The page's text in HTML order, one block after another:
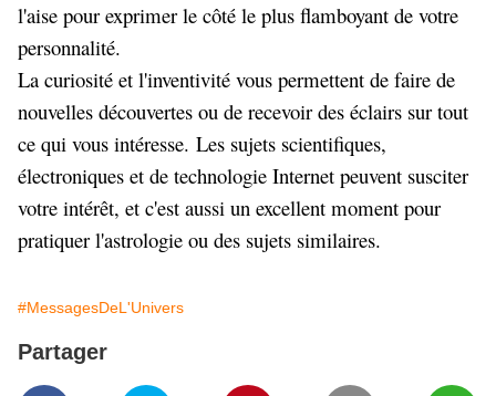
l'aise pour exprimer le côté le plus flamboyant de votre
personnalité.
La curiosité et l'inventivité vous permettent de faire de
nouvelles découvertes ou de recevoir des éclairs sur tout
ce qui vous intéresse. Les sujets scientifiques,
électroniques et de technologie Internet peuvent susciter
votre intérêt, et c'est aussi un excellent moment pour
pratiquer l'astrologie ou des sujets similaires.
#MessagesDeL'Univers
Partager